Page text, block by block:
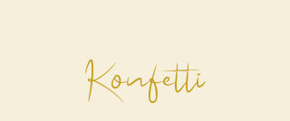
Konfetti